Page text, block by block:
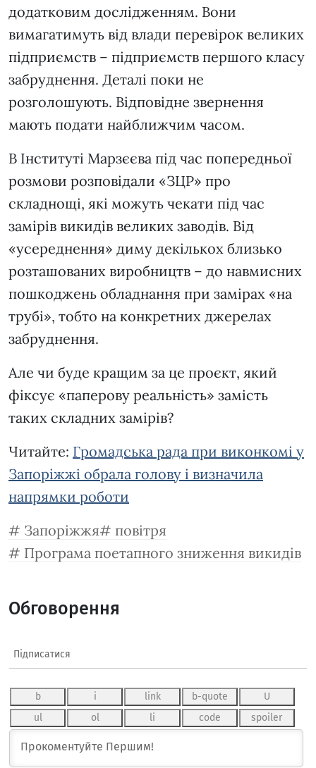
додатковим дослідженням. Вони
вимагатимуть від влади перевірок великих
підприємств – підприємств першого класу
забруднення. Деталі поки не
розголошують. Відповідне звернення
мають подати найближчим часом.
В Інституті Марзєєва під час попередньої
розмови розповідали «ЗЦР» про
складнощі, які можуть чекати під час
замірів викидів великих заводів. Від
«усереднення» диму декількох близько
розташованих виробництв – до навмисних
пошкоджень обладнання при замірах «на
трубі», тобто на конкретних джерелах
забруднення.
Але чи буде кращим за це проєкт, який
фіксує «паперову реальність» замість
таких складних замірів?
Читайте: Громадська рада при виконкомі у
Запоріжжі обрала голову і визначила
напрямки роботи
Запоріжжя
повітря
Програма поетапного зниження викидів
Обговорення
Підписатися